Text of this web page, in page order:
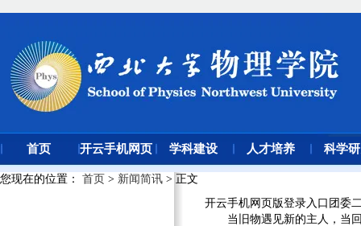
开云手机网页版登录入口团委
当旧物遇见新的主人，当
您现在的位置 ： 首页 > 新闻简讯 > 正文
首页 开云手机网页
版登录入口
学科建设 人才培养 科学